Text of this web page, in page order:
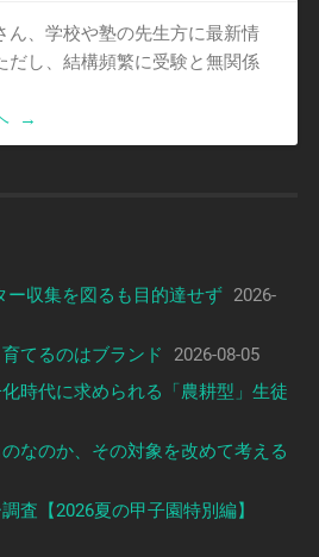
ん、学校や塾の先生方に最新情
だし、結構頻繁に受験と無関係
→
ー収集を図るも目的達せず 2026-
てるのはブランド
2026-08-05
時代に求められる「農耕型」生徒
なのか、その対象を改めて考える
査【2026夏の甲子園特別編】